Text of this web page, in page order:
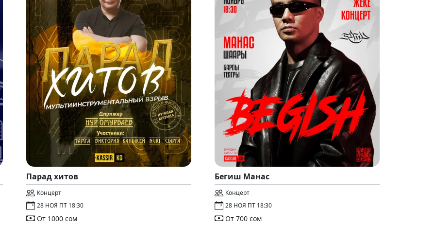
Парад хитов
Концерт
28 НОЯ ПТ 18:30
От 1000 сом
Бегиш Манас
Концерт
28 НОЯ ПТ 18:30
От 700 сом